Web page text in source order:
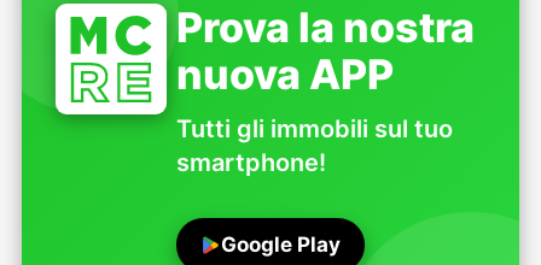
Prova la nostra
nuova APP
Tutti gli immobili sul tuo
smartphone!
Google Play